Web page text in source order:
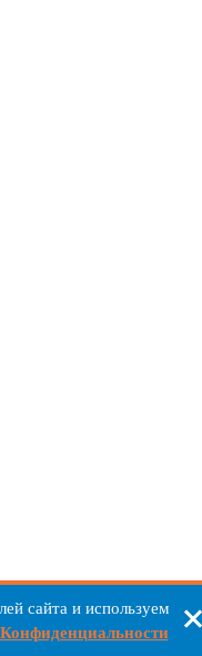
сайта и используем